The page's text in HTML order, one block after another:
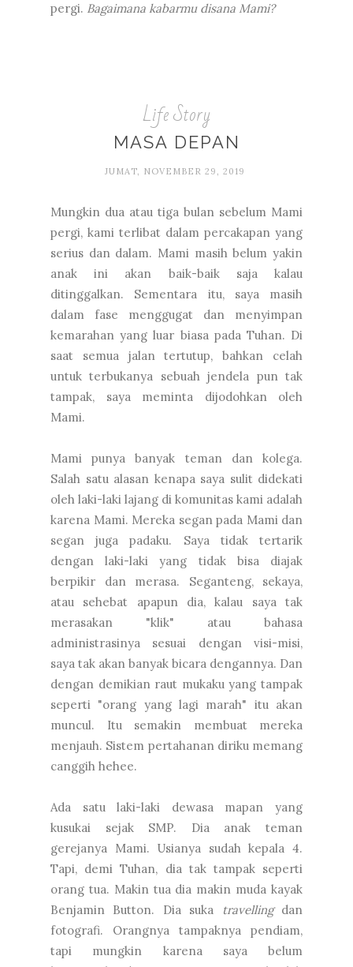
pergi. Bagaimana kabarmu disana Mami?
Life Story
MASA DEPAN
JUMAT, NOVEMBER 29, 2019
Mungkin dua atau tiga bulan sebelum Mami
pergi, kami terlibat dalam percakapan yang
serius dan dalam. Mami masih belum yakin
anak ini akan baik-baik saja kalau
ditinggalkan. Sementara itu, saya masih
dalam fase menggugat dan menyimpan
kemarahan yang luar biasa pada Tuhan. Di
saat semua jalan tertutup, bahkan celah
untuk terbukanya sebuah jendela pun tak
tampak, saya meminta dijodohkan oleh
Mami.
Mami punya banyak teman dan kolega.
Salah satu alasan kenapa saya sulit didekati
oleh laki-laki lajang di komunitas kami adalah
karena Mami. Mereka segan pada Mami dan
segan juga padaku. Saya tidak tertarik
dengan laki-laki yang tidak bisa diajak
berpikir dan merasa. Seganteng, sekaya,
atau sehebat apapun dia, kalau saya tak
merasakan "klik" atau bahasa
administrasinya sesuai dengan visi-misi,
saya tak akan banyak bicara dengannya. Dan
dengan demikian raut mukaku yang tampak
seperti "orang yang lagi marah" itu akan
muncul. Itu semakin membuat mereka
menjauh. Sistem pertahanan diriku memang
canggih hehee.
Ada satu laki-laki dewasa mapan yang
kusukai sejak SMP. Dia anak teman
gerejanya Mami. Usianya sudah kepala 4.
Tapi, demi Tuhan, dia tak tampak seperti
orang tua. Makin tua dia makin muda kayak
Benjamin Button. Dia suka
travellingdan
fotografi. Orangnya tampaknya pendiam,
tapi mungkin karena saya belum